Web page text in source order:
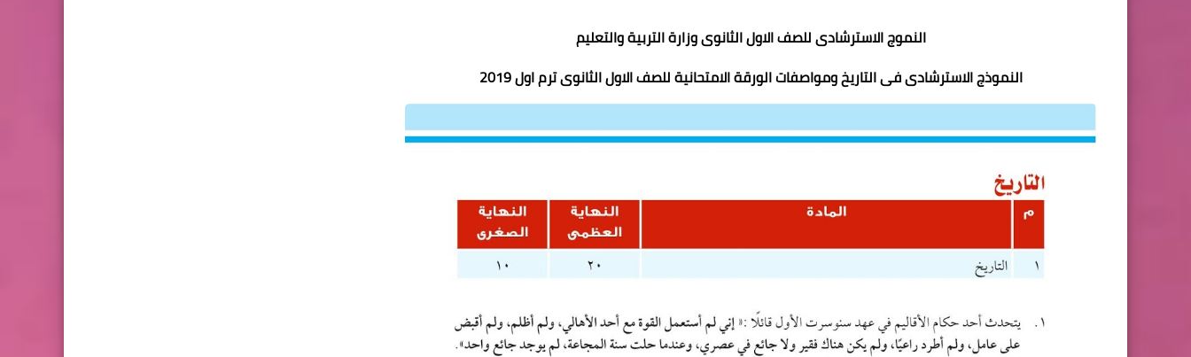
النموج الاسترشادى للصف الاول الثانوى وزارة التربية والتعليم
النموذج الاسترشادى فى التاريخ ومواصفات الورقة الامتحانية للصف الاول الثانوى ترم اول 2019